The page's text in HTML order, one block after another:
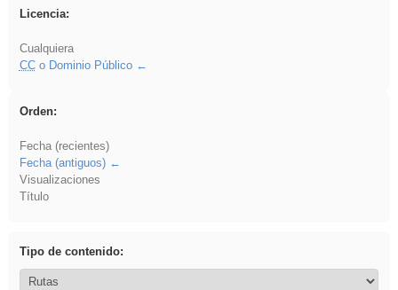
Licencia:
Cualquiera
CCo Dominio Público
Orden:
Fecha (recientes)
Fecha (antiguos)
Visualizaciones
Título
Tipo de contenido: